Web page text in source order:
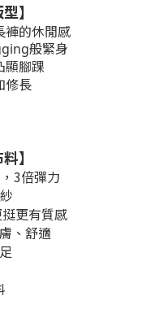
】
褲的休閒感
般緊身
顯腳踝
修長
】
3倍彈力
更有質感
、舒適